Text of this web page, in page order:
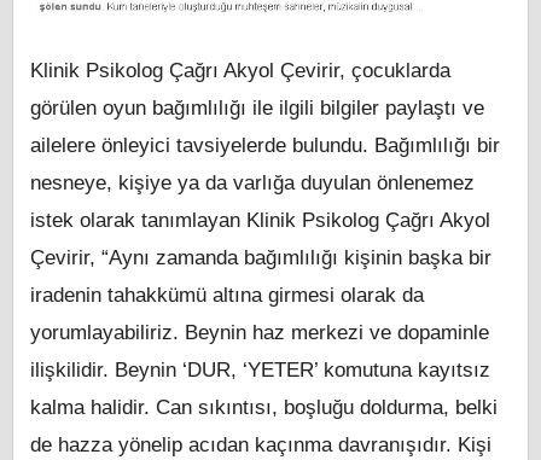
Klinik Psikolog Çağrı Akyol Çevirir, çocuklarda
görülen oyun bağımlılığı ile ilgili bilgiler paylaştı ve
ailelere önleyici tavsiyelerde bulundu. Bağımlılığı bir
nesneye, kişiye ya da varlığa duyulan önlenemez
istek olarak tanımlayan Klinik Psikolog Çağrı Akyol
Çevirir, “Aynı zamanda bağımlılığı kişinin başka bir
iradenin tahakkümü altına girmesi olarak da
yorumlayabiliriz. Beynin haz merkezi ve dopaminle
ilişkilidir. Beynin ‘DUR, ‘YETER’ komutuna kayıtsız
kalma halidir. Can sıkıntısı, boşluğu doldurma, belki
de hazza yönelip acıdan kaçınma davranışıdır. Kişi